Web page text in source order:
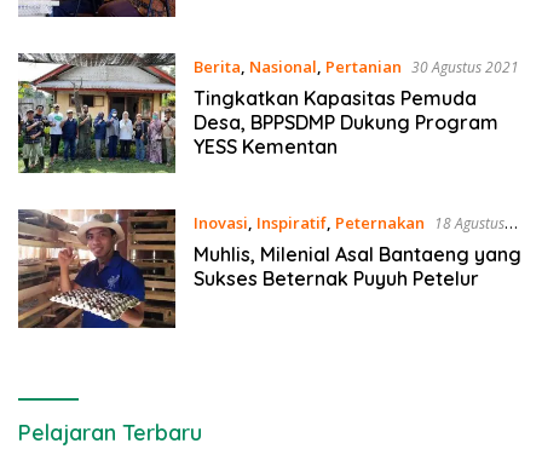
Berita, Nasional, Pertanian 30 Agustus 2021
Tingkatkan Kapasitas Pemuda
Desa, BPPSDMP Dukung Program
YESS Kementan
Inovasi, Inspiratif, Peternakan
18 Agustus
2021
Muhlis, Milenial Asal Bantaeng yang
Sukses Beternak Puyuh Petelur
Pelajaran Terbaru